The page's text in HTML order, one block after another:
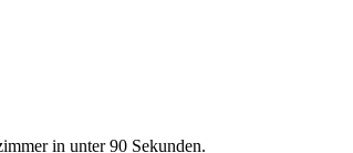
in unter 90 Sekunden.